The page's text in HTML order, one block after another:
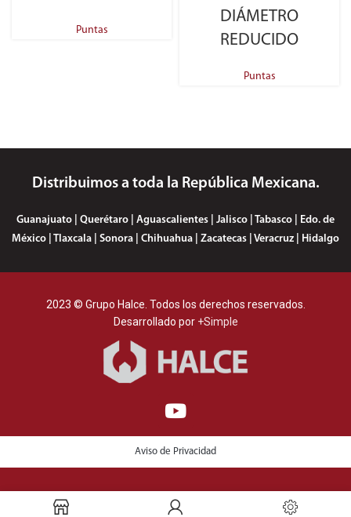
Puntas
DIÁMETRO
REDUCIDO
Puntas
Distribuimos a toda la República Mexicana.
Guanajuato | Querétaro | Aguascalientes | Jalisco | Tabasco | Edo. de
México | Tlaxcala | Sonora | Chihuahua | Zacatecas | Veracruz | Hidalgo
2023 © Grupo Halce. Todos los derechos reservados.
Desarrollado por +Simple
Aviso de Privacidad